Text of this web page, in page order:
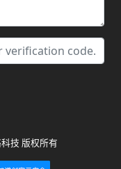
技 版权所有